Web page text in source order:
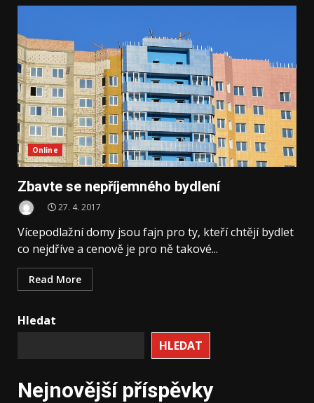
Online
Zbavte se nepříjemného bydlení
27. 4. 2017
Vícepodlažní domy jsou fajn pro ty, kteří chtějí bydlet
co nejdříve a cenově je pro ně takové...
Read More
Hledat
HLEDAT
Nejnovější příspěvky